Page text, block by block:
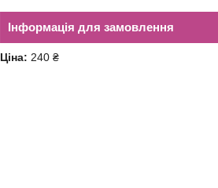
Інформація для замовлення
Ціна: 240 ₴